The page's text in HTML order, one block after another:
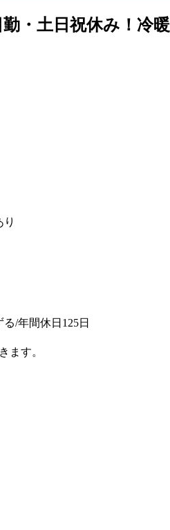
・土日祝休み！冷
/年間休日125日
ます。